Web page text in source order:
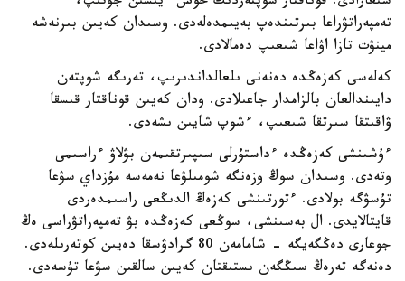
تەمپەراتۋراعا بىرتىندەپ بەيىمدەلەدى. وسىدان كەيىن بىرنەشە
مينۋت تازا اۋاعا شىعىپ دەمالادى.
كەلەسى كەزەڭدە دەنەنى ىلعالداندىرىپ، تەرىگە شوپتەن
دايىندالعان بالزامدار جاعىلادى. ودان كەيىن قوناقتار قىسقا
ۋاقىتقا سىرتقا شىعىپ، ءشوپ شايىن ىشەدى.
ءۇشىنشى كەزەڭدە ءداستۇرلى سىپىرتقىمەن بۋلاۋ ءراسىمى
وتەدى. وسىدان سوڭ وزەنگە شومىلۋعا نەمەسە مۇزداي سۋعا
تۇسۋگە بولادى. ءتورتىنشى كەزەڭ الدىڭعى راسىمدەردى
قايتالايدى. ال بەسىنشى، سوڭعى كەزەڭدە بۋ تەمپەراتۋراسى ەڭ
جوعارى دەڭگەيگە - شامامەن 80 گرادۋسقا دەيىن كوتەرىلەدى.
دەنەگە تەرەڭ سىڭگەن ىستىقتان كەيىن سالقىن سۋعا تۇسەدى.